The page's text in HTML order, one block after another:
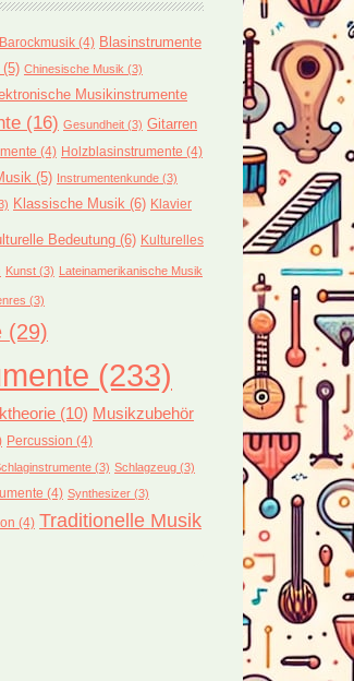
Barockmusik (4) Blasinstrumente
(5) Chinesische Musik (3)
Musikinstrumente
(16) Gesundheit (3) Gitarren
(4) Holzblasinstrumente (4)
(5) Instrumentenkunde (3)
Klassische Musik (6) Klavier
Bedeutung (6) Kulturelles
Kunst (3) Lateinamerikanische Musik
(3)
(29)
(233)
(10) Musikzubehör
Percussion (4)
(3) Schlagzeug (3)
(4) Synthesizer (3)
(4) Traditionelle Musik